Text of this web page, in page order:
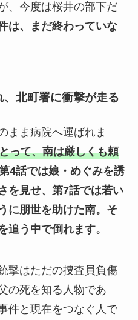
、今度は桜井の部下だ
は、まだ終わっていな
北町署に衝撃が走る
まま病院へ運ばれま
って、南は厳しくも頼
4話では娘・めぐみを誘
を見せ、第7話では若い
に朋世を助けた南。 そ
追う中で倒れます。
撃はただの捜査員負傷
の死を知る人物であ
件と現在をつなぐ人で